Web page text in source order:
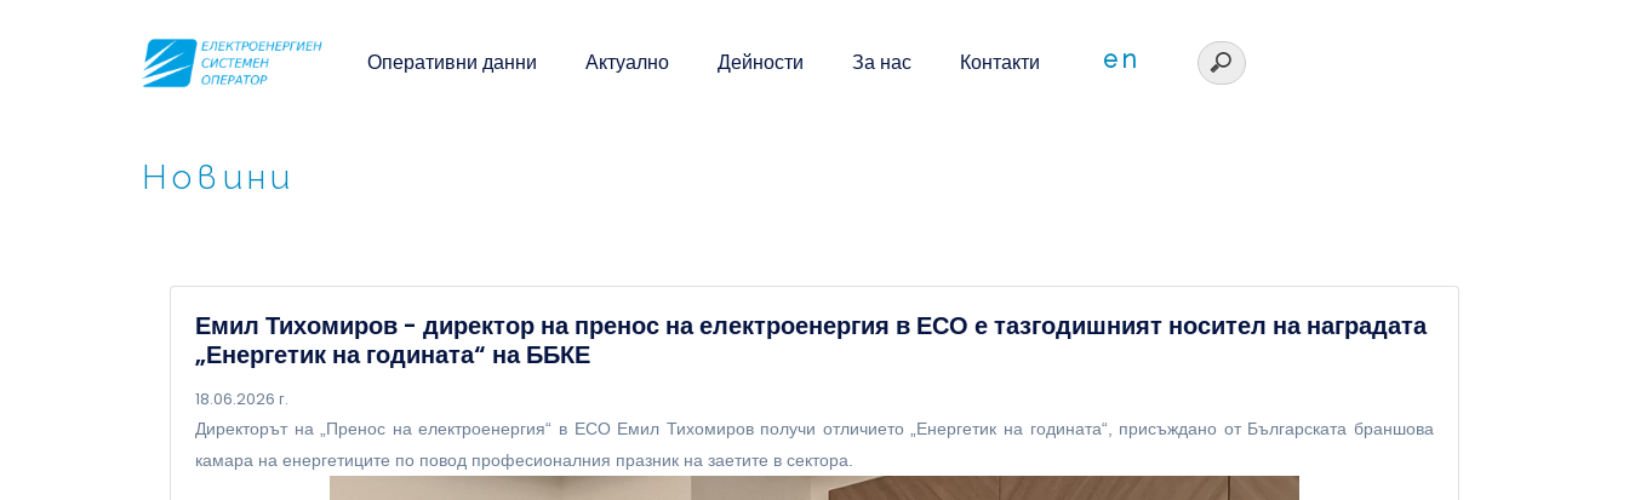
Оперативни данни Актуално Дейности За нас Контакти en
Новини
Емил Тихомиров - директор на пренос на електроенергия в ЕСО е тазгодишният носител на наградата
„Енергетик на годината“ на ББКЕ
18.06.2026 г.
Директорът на „Пренос на електроенергия“ в ЕСО Емил Тихомиров получи отличието „Енергетик на годината“, присъждано от Българската браншова
камара на енергетиците по повод професионалния празник на заетите в сектора.